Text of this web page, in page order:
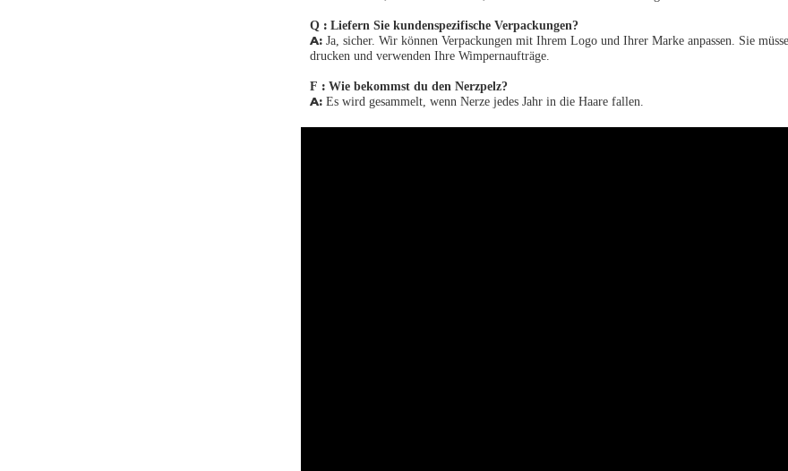
Q : Liefern Sie kundenspezifische Verpackungen?
A: Ja, sicher. Wir können Verpackungen mit Ihrem Logo und Ihrer Marke anpassen. Sie
drucken und verwenden Ihre Wimpernaufträge.
F : Wie bekommst du den Nerzpelz?
A: Es wird gesammelt, wenn Nerze jedes Jahr in die Haare fallen.